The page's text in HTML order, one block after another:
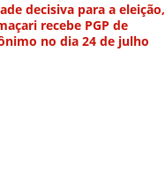
decisiva para a eleição,
recebe PGP de
no dia 24 de julho